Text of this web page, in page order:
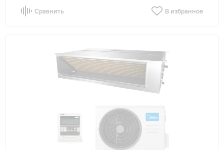
Сравнить В избранное